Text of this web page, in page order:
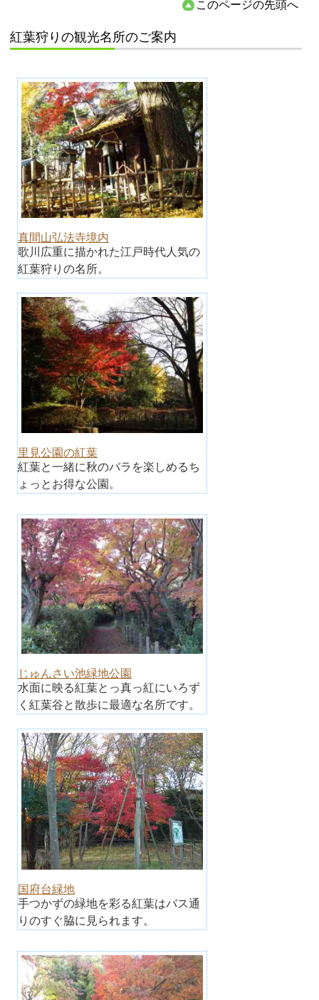
このページの先頭へ
紅葉狩りの観光名所のご案内
真間山弘法寺境内
歌川広重に描かれた江戸時代人気の
紅葉狩りの名所。
里見公園の紅葉
紅葉と一緒に秋のバラを楽しめるち
ょっとお得な公園。
じゅんさい池緑地公園
水面に映る紅葉とっ真っ紅にいろず
く紅葉谷と散歩に最適な名所です。
国府台緑地
手つかずの緑地を彩る紅葉はバス通
りのすぐ脇に見られます。